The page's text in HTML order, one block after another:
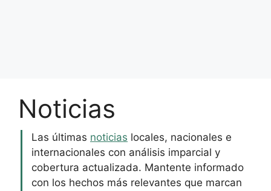
Noticias
Las últimas noticias locales, nacionales e
internacionales con análisis imparcial y
cobertura actualizada. Mantente informado
con los hechos más relevantes que marcan